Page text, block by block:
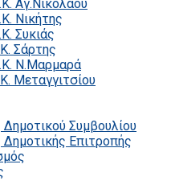
Αγ.Νικολάου
Νικήτης
Συκιάς
Σάρτης
Ν.Μαρμαρά
Μεταγγιτσίου
Συμβουλίου
Επιτροπής